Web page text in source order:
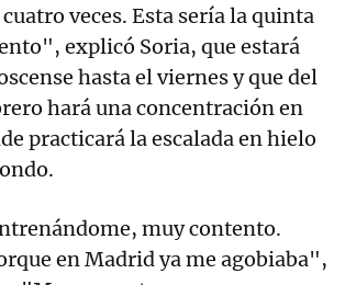
veces. Esta sería la quinta
explicó Soria, que estará
hasta el viernes y que del
hará una concentración en
practicará la escalada en hielo
muy contento.
en Madrid ya me agobiaba",